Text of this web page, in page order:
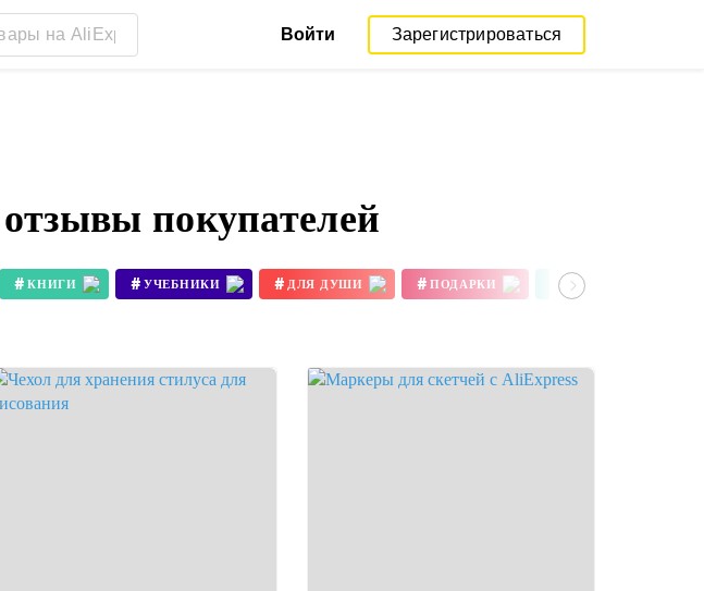
Войти Зарегистрироваться
покупателей
# КНИГИ # УЧЕБНИКИ # ДЛЯ ДУШИ # ПОДАРКИ # ХОББИ